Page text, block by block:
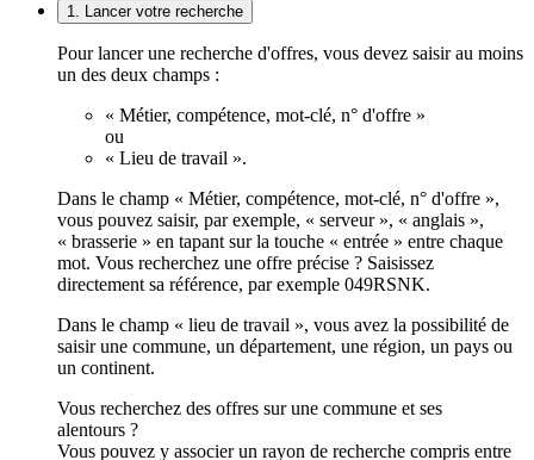
1. Lancer votre recherche
Pour lancer une recherche d'offres, vous devez saisir au moins
un des deux champs :
« Métier, compétence, mot-clé, n° d'offre »
ou
« Lieu de travail ».
Dans le champ « Métier, compétence, mot-clé, n° d'offre »,
vous pouvez saisir, par exemple, « serveur », « anglais »,
« brasserie » en tapant sur la touche « entrée » entre chaque
mot. Vous recherchez une offre précise ? Saisissez
directement sa référence, par exemple 049RSNK.
Dans le champ « lieu de travail », vous avez la possibilité de
saisir une commune, un département, une région, un pays ou
un continent.
Vous recherchez des offres sur une commune et ses
alentours ?
Vous pouvez y associer un rayon de recherche compris entre